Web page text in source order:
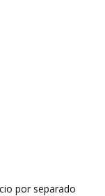
por separado